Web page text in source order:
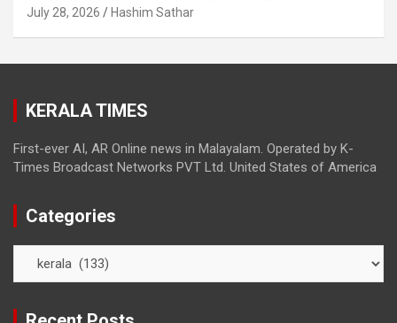
മത്സരിച്ചത്! പ്രചാരണത്തിന് രണ്ടേ രണ്ടുപേര്‍
അഖില്‍ മാരാര്‍ ട്വന്റി 20 വിട്ടു
July 28, 2026 Hashim Sathar
KERALA TIMES
First-ever AI, AR Online news in Malayalam. Operated by K-
Times Broadcast Networks PVT Ltd. United States of America
Categories